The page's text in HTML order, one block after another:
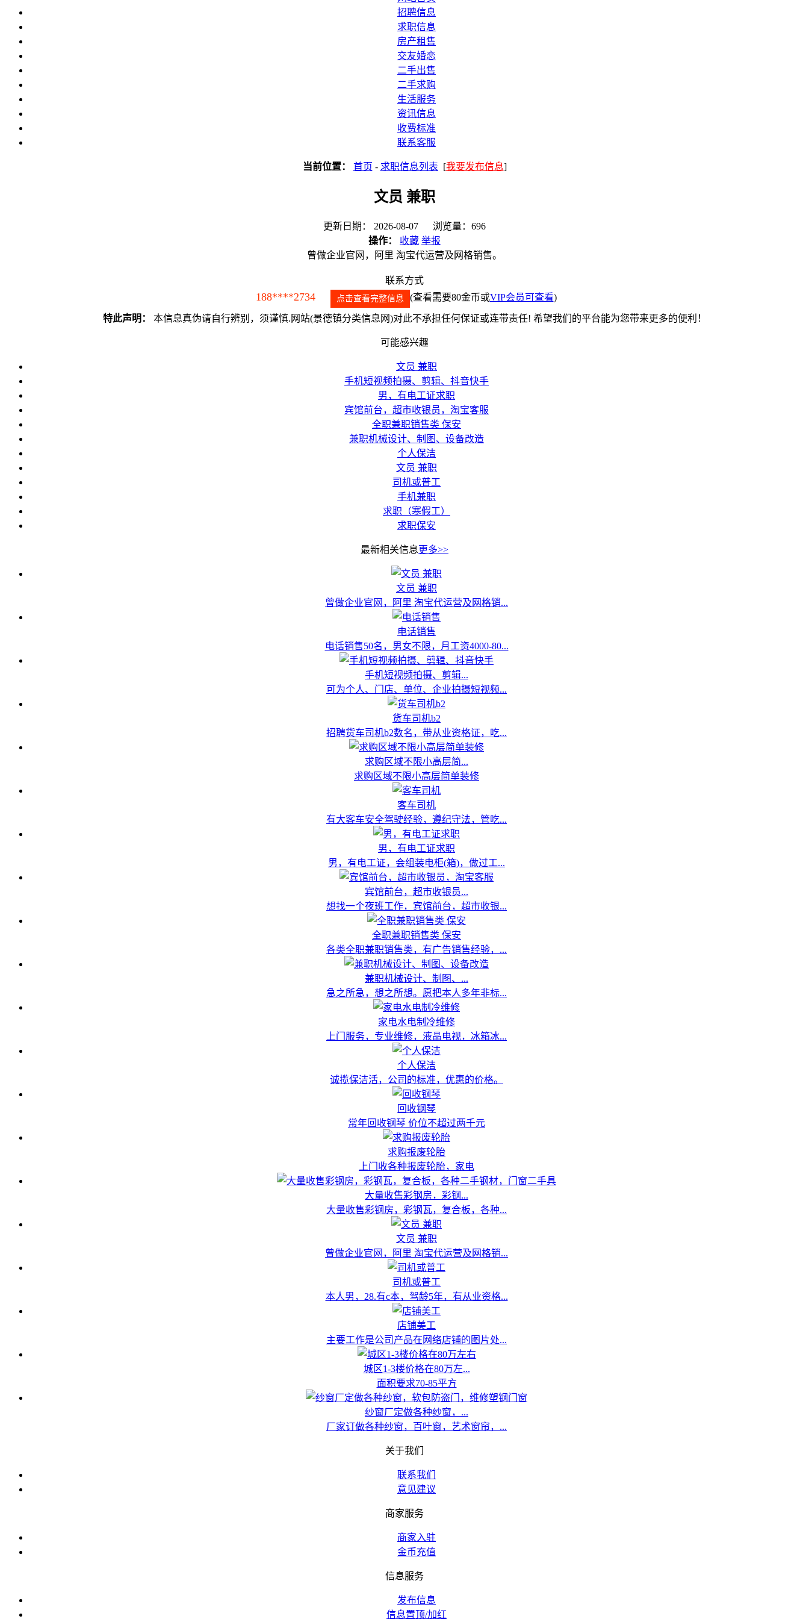
招聘信息
求职信息
房产租售
交友婚恋
二手出售
二手求购
生活服务
资讯信息
收费标准
联系客服
当前位置： 首页 - 求职信息列表 [我要发布信息]
文员 兼职
更新日期： 2026-08-07 浏览量：696
操作：
收藏 举报
曾做企业官网，阿里 淘宝代运营及网格销售。
联系方式
188****2734 点击查看完整信息 (查看需要80金币或VIP会员可查看)
特此声明： 本信息真伪请自行辨别，须谨慎.网站(景德镇分类信息网)对此不承担任何保证或连带责任! 希望我们的平台能为您带来更多的便利！
可能感兴趣
文员 兼职
手机短视频拍摄、剪辑、抖音快手
男，有电工证求职
宾馆前台，超市收银员，淘宝客服
全职兼职销售类 保安
兼职机械设计、制图、设备改造
个人保洁
文员 兼职
司机或普工
手机兼职
求职（寒假工）
求职保安
最新相关信息更多>>
文员 兼职
曾做企业官网，阿里 淘宝代运营及网格销...
电话销售
电话销售50名，男女不限，月工资4000-80...
手机短视频拍摄、剪辑...
可为个人、门店、单位、企业拍摄短视频...
货车司机b2
招聘货车司机b2数名，带从业资格证，吃...
求购区域不限小高层简...
求购区域不限小高层简单装修
客车司机
有大客车安全驾驶经验，遵纪守法，管吃...
男，有电工证求职
男，有电工证，会组装电柜(箱)，做过工...
宾馆前台，超市收银员...
想找一个夜班工作，宾馆前台，超市收银...
全职兼职销售类 保安
各类全职兼职销售类，有广告销售经验，...
兼职机械设计、制图、...
急之所急，想之所想。愿把本人多年非标...
家电水电制冷维修
上门服务，专业维修，液晶电视，冰箱冰...
个人保洁
诚揽保洁活，公司的标准，优惠的价格。
回收钢琴
常年回收钢琴 价位不超过两千元
求购报废轮胎
上门收各种报废轮胎，家电
大量收售彩钢房，彩钢...
大量收售彩钢房，彩钢瓦，复合板，各种...
文员 兼职
曾做企业官网，阿里 淘宝代运营及网格销...
司机或普工
本人男，28.有c本，驾龄5年，有从业资格...
店铺美工
主要工作是公司产品在网络店铺的图片处...
城区1-3楼价格在80万左...
面积要求70-85平方
纱窗厂定做各种纱窗，...
厂家订做各种纱窗，百叶窗，艺术窗帘，...
关于我们
联系我们
意见建议
商家服务
商家入驻
金币充值
信息服务
发布信息
信息置顶/加红